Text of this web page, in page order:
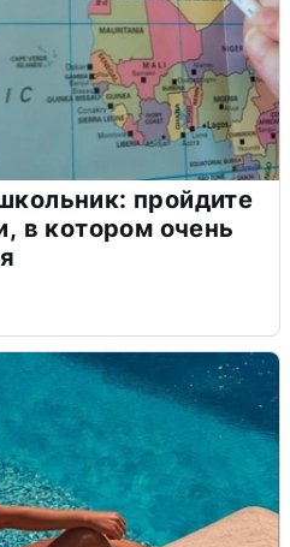
пройдите
в котором очень